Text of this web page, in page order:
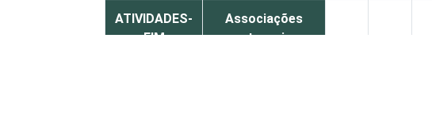
ATIVIDADES-
FIM
Associações
patronais,